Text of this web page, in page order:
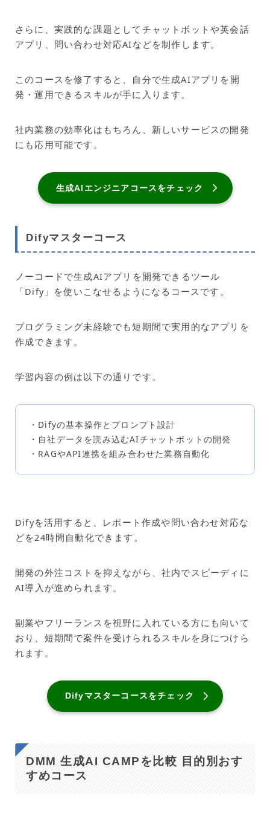
さらに、実践的な課題としてチャットボットや英会話
アプリ、問い合わせ対応AIなどを制作します。
このコースを修了すると、自分で生成AIアプリを開
発・運用できるスキルが手に入ります。
社内業務の効率化はもちろん、新しいサービスの開発
にも応用可能です。
生成AIエンジニアコースをチェック
Difyマスターコース
ノーコードで生成AIアプリを開発できるツール
「Dify」を使いこなせるようになるコースです。
プログラミング未経験でも短期間で実用的なアプリを
作成できます。
学習内容の例は以下の通りです。
・Difyの基本操作とプロンプト設計
・自社データを読み込むAIチャットボットの開発
・RAGやAPI連携を組み合わせた業務自動化
Difyを活用すると、レポート作成や問い合わせ対応な
どを24時間自動化できます。
開発の外注コストを抑えながら、社内でスピーディに
AI導入が進められます。
副業やフリーランスを視野に入れている方にも向いて
おり、短期間で案件を受けられるスキルを身につけら
れます。
Difyマスターコースをチェック
DMM 生成AI CAMPを比較 目的別おす
すめコース